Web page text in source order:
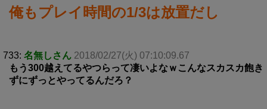
俺もプレイ時間の1/3は放置だし
733: 名無しさん 2018/02/27(火) 07:10:09.67
もう300越えてるやつらって凄いよなｗこんなスカスカ飽き
ずにずっとやってるんだろ？